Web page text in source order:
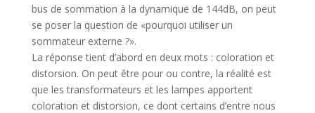
bus de sommation à la dynamique de 144dB, on peut
se poser la question de «pourquoi utiliser un
sommateur externe ?».
La réponse tient d’abord en deux mots : coloration et
distorsion. On peut être pour ou contre, la réalité est
que les transformateurs et les lampes apportent
coloration et distorsion, ce dont certains d’entre nous